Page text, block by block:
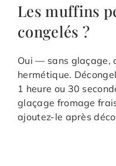
Les muffins
congelés ?
Oui — sans glaçage,
hermétique.
1 heure ou 30
glaçage fromage
ajoutez-le après